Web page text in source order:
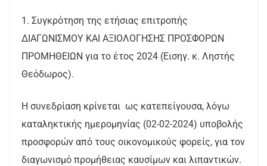
1. Συγκρότηση της ετήσιας επιτροπής
ΔΙΑΓΩΝΙΣΜΟΥ ΚΑΙ ΑΞΙΟΛΟΓΗΣΗΣ ΠΡΟΣΦΟΡΩΝ
ΠΡΟΜΗΘΕΙΩΝ για το έτος 2024 (Εισηγ. κ. Ληστής
Θεόδωρος).
Η συνεδρίαση κρίνεται ως κατεπείγουσα, λόγω
καταληκτικής ημερομηνίας (02-02-2024) υποβολής
προσφορών από τους οικονομικούς φορείς, για τον
διαγωνισμό προμήθειας καυσίμων και λιπαντικών.